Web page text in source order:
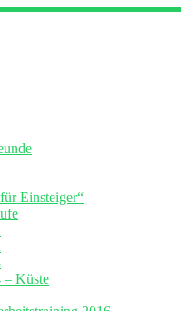
Einsteiger“
– Küste